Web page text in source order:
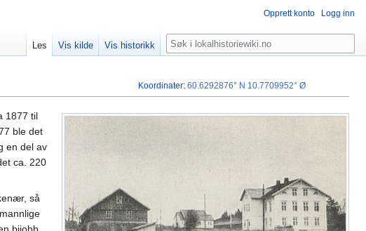
1877 til
ble det
en del av
ca. 220
så
Koordinater:60.6292876° N 10.7709952° Ø
Opprett konto Logg inn
Les Vis kilde Vis historikk Søk